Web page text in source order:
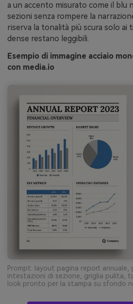
a un accento misurato come il blu
sezioni senza rompere la
riserva la tonalità più scura solo ai
dense restano leggibili.
Esempio di immagine acciaio
con media.io
Prompt: layout pagina report annuale,
intestazioni di sezione, griglia pulita,
look pronto per la stampa su sfondo